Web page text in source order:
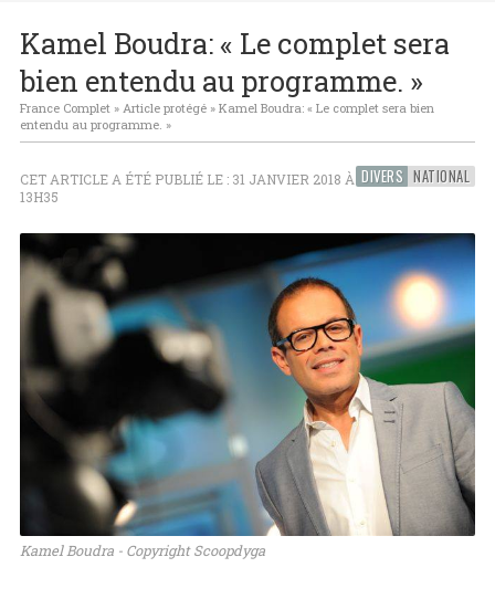
indoor reviennent le 23 Janvier 2027 !
Kamel Boudra: « Le complet sera
bien entendu au programme. »
France Complet» Article protégé» Kamel Boudra: « Le complet sera bien
entendu au programme. »
DIVERS NATIONAL
CET ARTICLE A ÉTÉ PUBLIÉ LE : 31 JANVIER 2018 À
13H35
Kamel Boudra - Copyright Scoopdyga